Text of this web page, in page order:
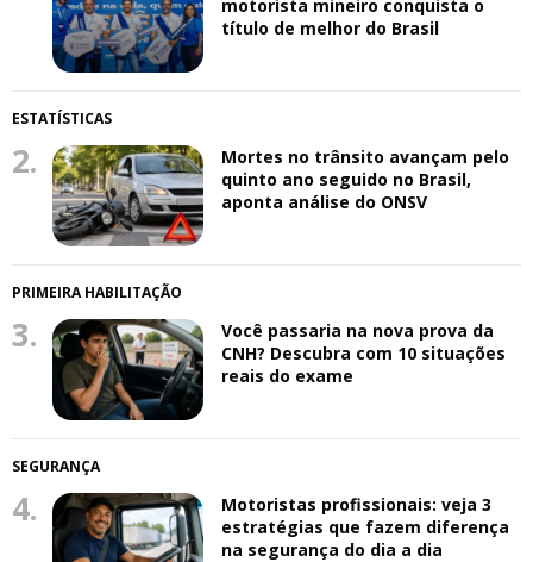
motorista mineiro conquista o
título de melhor do Brasil
ESTATÍSTICAS
2.
Mortes no trânsito avançam pelo
quinto ano seguido no Brasil,
aponta análise do ONSV
PRIMEIRA HABILITAÇÃO
3.
Você passaria na nova prova da
CNH? Descubra com 10 situações
reais do exame
SEGURANÇA
4.
Motoristas profissionais: veja 3
estratégias que fazem diferença
na segurança do dia a dia